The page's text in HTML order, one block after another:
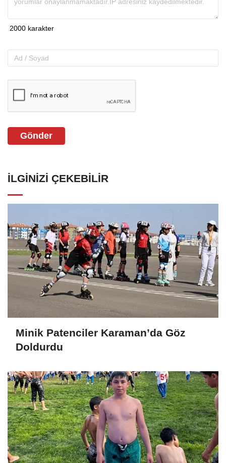
Gönder
İLGINIZI ÇEKEBILIR
Minik Patenciler Karaman’da Göz
Doldurdu